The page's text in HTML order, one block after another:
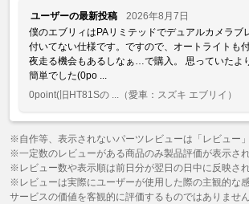
ユーザーの最新投稿
2026年8月7日
僕のエブリィはPAリミテッドでデュアルカメラブ
付いてない仕様です。ですので、オートライトも
夜走る機会もあるしなぁ…で購入。 思っていたよ
簡単でした(0po ...
0point(旧HT81Sの ...
（愛車：スズキ エブリイ）
※自作等、表示されないパーツレビューは「レビュー
※一定数のレビューがある商品のみ製品評価が表示され
※レビュー数や表示順は前日分が翌日の日中に反映され
※レビューは実際にユーザーが使用した際の主観的な
サービスの価値を客観的に評価するものではありませ